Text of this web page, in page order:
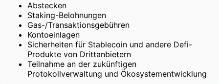
Abstecken
Staking-Belohnungen
Gas-/Transaktionsgebühren
Kontoeinlagen
Sicherheiten für Stablecoin und andere Defi-
Produkte von Drittanbietern
Teilnahme an der zukünftigen
Protokollverwaltung und Ökosystementwicklung